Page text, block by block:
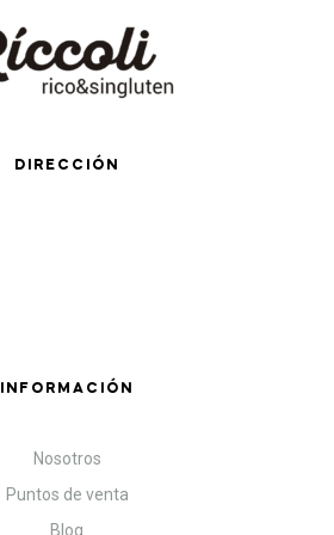
DIRECCIÓN
INFORMACIÓN
Nosotros
Puntos de venta
Blog